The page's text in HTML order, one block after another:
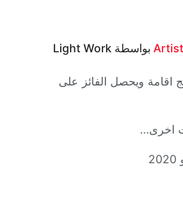
بواسطة Light Work
اقامة ويحصل الفائز على
اخرى…